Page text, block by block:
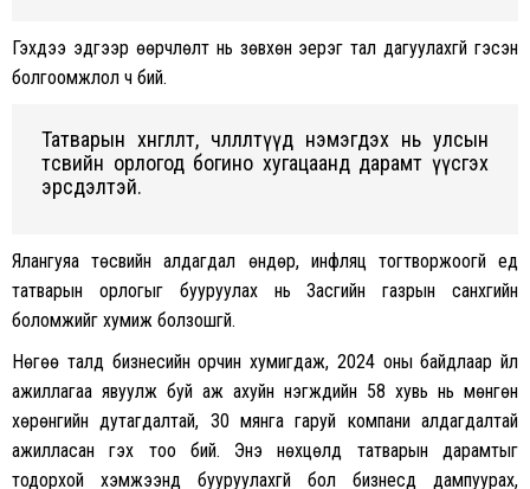
Гэхдээ эдгээр өөрчлөлт нь зөвхөн эерэг тал дагуулахгүй гэсэн
болгоомжлол ч бий.
Татварын хөнгөлөлт, чөлөөлөлтүүд нэмэгдэх нь улсын
төсвийн орлогод богино хугацаанд дарамт үүсгэх
эрсдэлтэй.
Ялангуяа төсвийн алдагдал өндөр, инфляц тогтворжоогүй үед
татварын орлогыг бууруулах нь Засгийн газрын санхүүгийн
боломжийг хумиж болзошгүй.
Нөгөө талд бизнесийн орчин хумигдаж, 2024 оны байдлаар үйл
ажиллагаа явуулж буй аж ахуйн нэгжүүдийн 58 хувь нь мөнгөн
хөрөнгийн дутагдалтай, 30 мянга гаруй компани алдагдалтай
ажилласан гэх тоо бий. Энэ нөхцөлд татварын дарамтыг
тодорхой хэмжээнд бууруулахгүй бол бизнесүүд дампуурах,